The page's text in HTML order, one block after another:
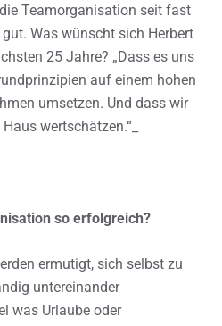
Teamorganisation seit fast
Was wünscht sich Herbert
25 Jahre? „Dass es uns
auf einem hohen
umsetzen. Und dass wir
wertschätzen.“_
so erfolgreich?
ermutigt, sich selbst zu
untereinander
was Urlaube oder